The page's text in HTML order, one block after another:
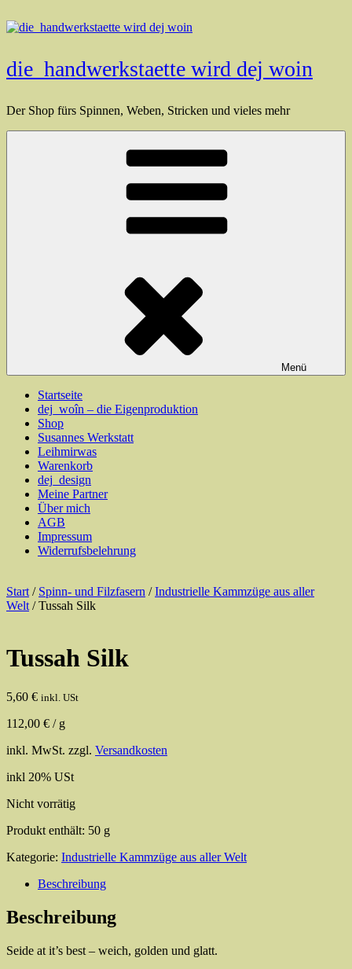
Inhalt
die_handwerkstaette wird dej woin
Der Shop fürs Spinnen, Weben, Stricken und vieles mehr
Menü
Startseite
dej_woîn – die Eigenproduktion
Shop
Susannes Werkstatt
Leihmirwas
Warenkorb
dej_design
Meine Partner
Über mich
AGB
Impressum
Widerrufsbelehrung
Start / Spinn- und Filzfasern /Industrielle Kammzüge aus aller
Welt / Tussah Silk
Tussah Silk
5,60 € inkl. USt
112,00 € / g
inkl. MwSt. zzgl. Versandkosten
inkl 20% USt
Nicht vorrätig
Produkt enthält: 50 g
Kategorie: Industrielle Kammzüge aus aller Welt
Beschreibung
Beschreibung
Seide at it’s best – weich, golden und glatt.